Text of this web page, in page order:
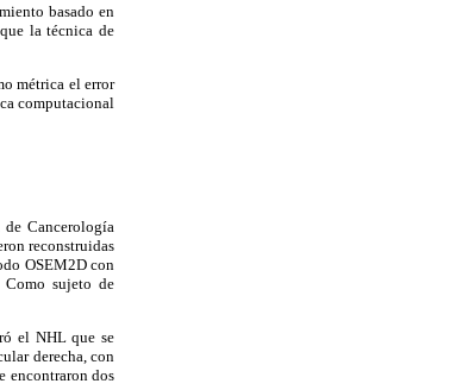
basado en
la técnica de
métrica el error
computacional
Cancerología
reconstruidas
OSEM2D con
sujeto de
el NHL que se
derecha, con
encontraron dos